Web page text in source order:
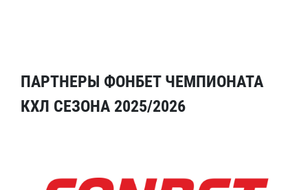
ПАРТНЕРЫ ФОНБЕТ ЧЕМПИОНАТА
КХЛ СЕЗОНА 2025/2026